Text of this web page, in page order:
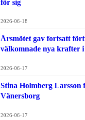
för sig
2026-06-18
Årsmötet gav fortsatt
välkomnade nya krafter i
2026-06-17
Stina Holmberg Larsson
Vänersborg
2026-06-17